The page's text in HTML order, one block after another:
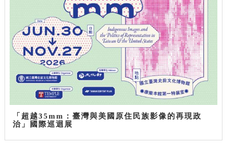
「超越35mm：臺灣與美國原住民族影像的再現政
治」國際巡迴展